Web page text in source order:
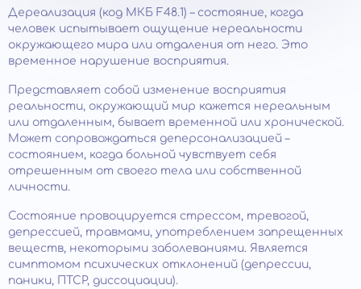
Дереализация (код МКБ F48.1) – состояние, когда
человек испытывает ощущение нереальности
окружающего мира или отдаления от него. Это
временное нарушение восприятия.
Представляет собой изменение восприятия
реальности, окружающий мир кажется нереальным
или отдаленным, бывает временной или хронической.
Может сопровождаться деперсонализацией –
состоянием, когда больной чувствует себя
отрешенным от своего тела или собственной
личности.
Состояние провоцируется стрессом, тревогой,
депрессией, травмами, употреблением запрещенных
веществ, некоторыми заболеваниями. Является
симптомом психических отклонений (депрессии,
паники, ПТСР, диссоциации).